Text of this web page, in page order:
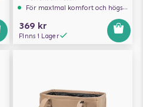
För maximal komfort och högsta säkerhet
369 kr
Finns i Lager